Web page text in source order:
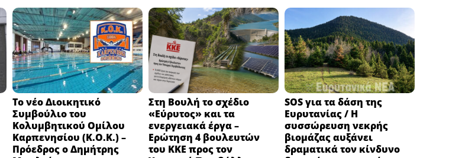
Το νέο Διοικητικό
Συμβούλιο του
Κολυμβητικού Ομίλου
Καρπενησίου (Κ.Ο.Κ.) –
Πρόεδρος ο Δημήτρης
Στη Βουλή το σχέδιο
«Εύρυτος» και τα
ενεργειακά έργα –
Ερώτηση 4 βουλευτών
του ΚΚΕ προς τον
SOS για τα δάση της
Ευρυτανίας / Η
συσσώρευση νεκρής
βιομάζας αυξάνει
δραματικά τον κίνδυνο